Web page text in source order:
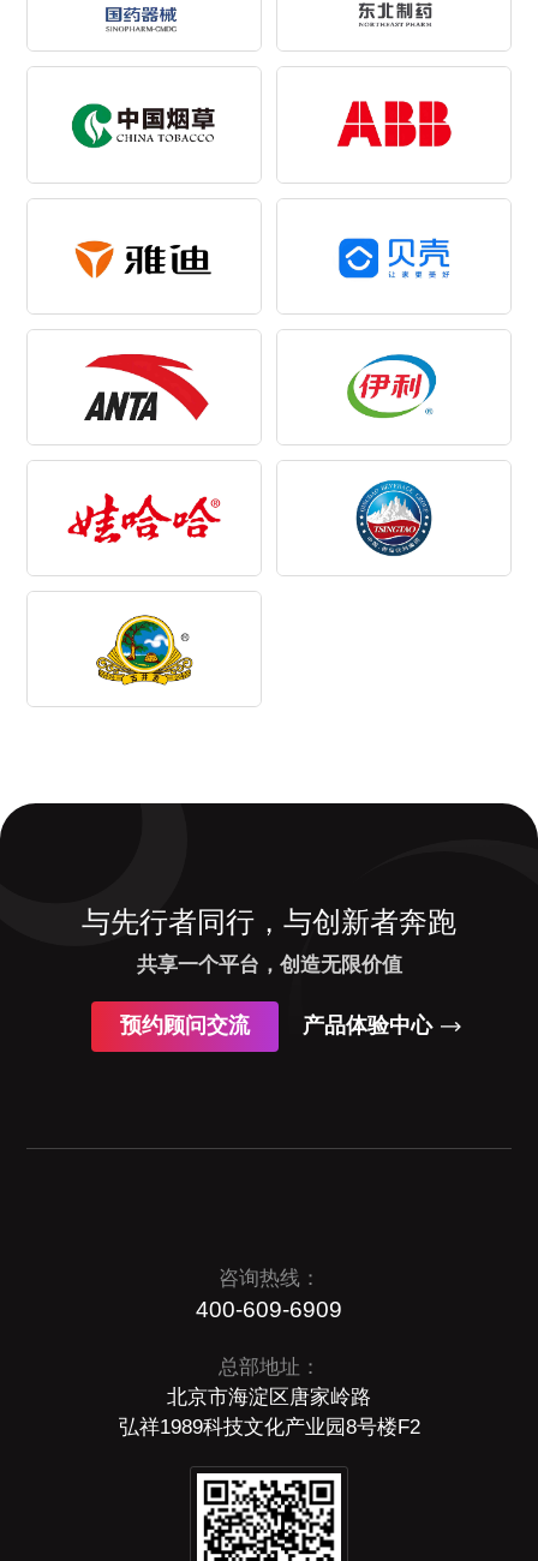
与先行者同行，与创新者奔跑
共享一个平台，创造无限价值
预约顾问交流 产品体验中心
咨询热线：
400-609-6909
总部地址：
北京市海淀区唐家岭路
弘祥1989科技文化产业园8号楼F2